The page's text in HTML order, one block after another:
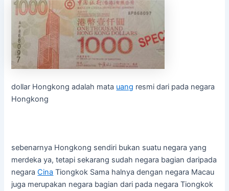
dollar Hongkong adalah mata uang resmi dari pada negara
Hongkong
sebenarnya Hongkong sendiri bukan suatu negara yang
merdeka ya, tetapi sekarang sudah negara bagian daripada
negaraCina Tiongkok Sama halnya dengan negara Macau
juga merupakan negara bagian dari pada negara Tiongkok